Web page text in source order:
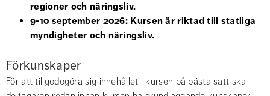
regioner och näringsliv.
9-10 september 2026: Kursen är riktad till statliga
myndigheter och näringsliv.
Förkunskaper
För att tillgodogöra sig innehållet i kursen på bästa sätt ska